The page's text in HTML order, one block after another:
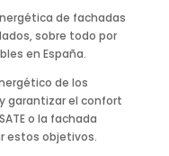
de fachadas
sobre todo por
en España.
de los
garantizar el confort
o la fachada
estos objetivos.